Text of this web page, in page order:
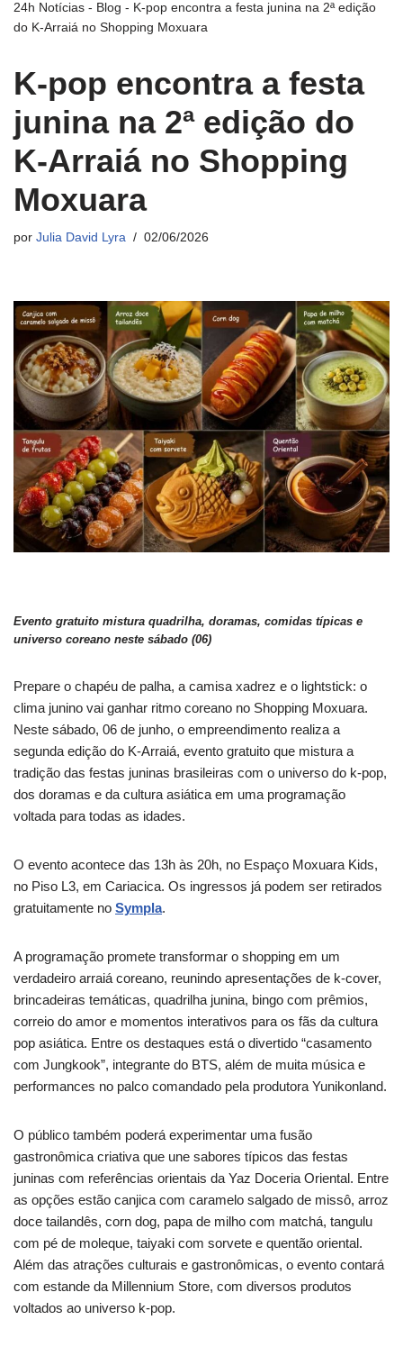
24h Notícias - Blog - K-pop encontra a festa junina na 2ª edição
do K-Arraiá no Shopping Moxuara
K-pop encontra a festa
junina na 2ª edição do
K-Arraiá no Shopping
Moxuara
por Julia David Lyra 02/06/2026
Evento gratuito mistura quadrilha, doramas, comidas típicas e
universo coreano neste sábado (06)
Prepare o chapéu de palha, a camisa xadrez e o lightstick: o
clima junino vai ganhar ritmo coreano no Shopping Moxuara.
Neste sábado, 06 de junho, o empreendimento realiza a
segunda edição do K-Arraiá, evento gratuito que mistura a
tradição das festas juninas brasileiras com o universo do k-pop,
dos doramas e da cultura asiática em uma programação
voltada para todas as idades.
O evento acontece das 13h às 20h, no Espaço Moxuara Kids,
no Piso L3, em Cariacica. Os ingressos já podem ser retirados
gratuitamente no Sympla.
A programação promete transformar o shopping em um
verdadeiro arraiá coreano, reunindo apresentações de k-cover,
brincadeiras temáticas, quadrilha junina, bingo com prêmios,
correio do amor e momentos interativos para os fãs da cultura
pop asiática. Entre os destaques está o divertido “casamento
com Jungkook”, integrante do BTS, além de muita música e
performances no palco comandado pela produtora Yunikonland.
O público também poderá experimentar uma fusão
gastronômica criativa que une sabores típicos das festas
juninas com referências orientais da Yaz Doceria Oriental. Entre
as opções estão canjica com caramelo salgado de missô, arroz
doce tailandês, corn dog, papa de milho com matchá, tangulu
com pé de moleque, taiyaki com sorvete e quentão oriental.
Além das atrações culturais e gastronômicas, o evento contará
com estande da Millennium Store, com diversos produtos
voltados ao universo k-pop.